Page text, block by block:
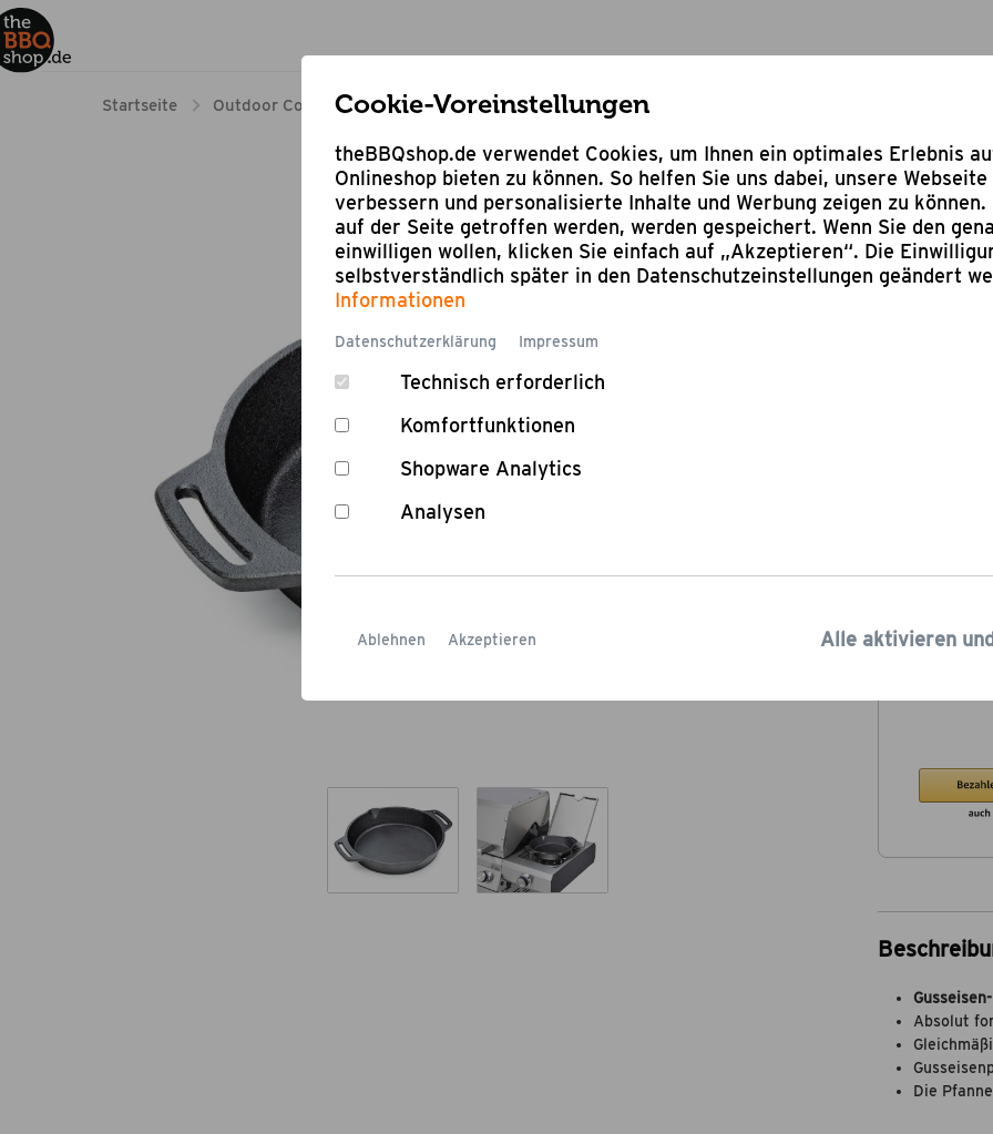
Startseite Outdoor Cooking Gusseisen-Pfanne
Bewertung
Füge noch
Absolut
Die
Cookie-Voreinstellungen
theBBQshop.de verwendet Cookies, um Ihnen ein optimales Erlebnis
Onlineshop bieten zu können. So helfen Sie uns dabei, unsere
verbessern und personalisierte Inhalte und Werbung zeigen zu
auf der Seite getroffen werden, werden gespeichert. Wenn Sie den
einwilligen wollen, klicken Sie einfach auf „Akzeptieren“. Die
selbstverständlich später in den Datenschutzeinstellungen geändert
Informationen
Datenschutzerklärung Impressum
Technisch erforderlich
Komfortfunktionen
Shopware Analytics
Analysen
Ablehnen Akzeptieren Alle aktivieren